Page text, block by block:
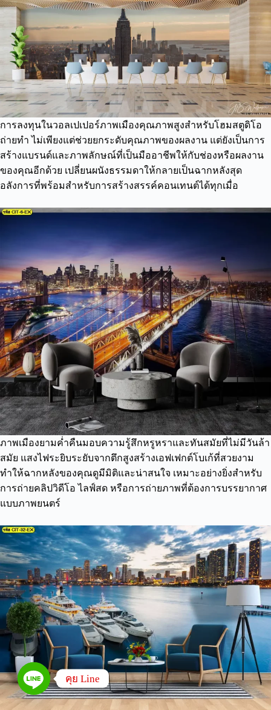
การลงทุนในวอลเปเปอร์ภาพเมืองคุณภาพสูงสำหรับโฮมสตูดิโอ
ถ่ายทำ ไม่เพียงแต่ช่วยยกระดับคุณภาพของผลงาน แต่ยังเป็นการ
สร้างแบรนด์และภาพลักษณ์ที่เป็นมืออาชีพให้กับช่องหรือผลงาน
ของคุณอีกด้วย เปลี่ยนผนังธรรมดาให้กลายเป็นฉากหลังสุด
อลังการที่พร้อมสำหรับการสร้างสรรค์คอนเทนต์ได้ทุกเมื่อ
ภาพเมืองยามค่ำคืนมอบความรู้สึกหรูหราและทันสมัยที่ไม่มีวันล้า
สมัย แสงไฟระยิบระยับจากตึกสูงสร้างเอฟเฟกต์โบเก้ที่สวยงาม
ทำให้ฉากหลังของคุณดูมีมิติและน่าสนใจ เหมาะอย่างยิ่งสำหรับ
การถ่ายคลิปวิดีโอ ไลฟ์สด หรือการถ่ายภาพที่ต้องการบรรยากาศ
แบบภาพยนตร์
คุย Line